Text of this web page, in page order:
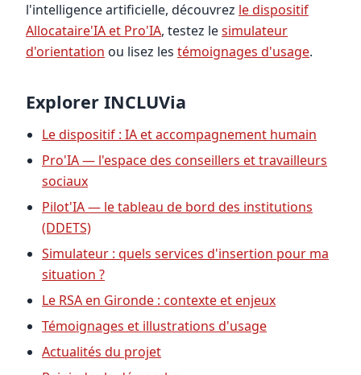
l'intelligence artificielle, découvrez le dispositif
Allocataire'IA et Pro'IA, testez lesimulateur
d'orientation ou lisez les témoignages d'usage.
Explorer INCLUVia
Le dispositif : IA et accompagnement humain
Pro'IA — l'espace des conseillers et travailleurs
sociaux
Pilot'IA — le tableau de bord des institutions
(DDETS)
Simulateur : quels services d'insertion pour ma
situation ?
Le RSA en Gironde : contexte et enjeux
Témoignages et illustrations d'usage
Actualités du projet